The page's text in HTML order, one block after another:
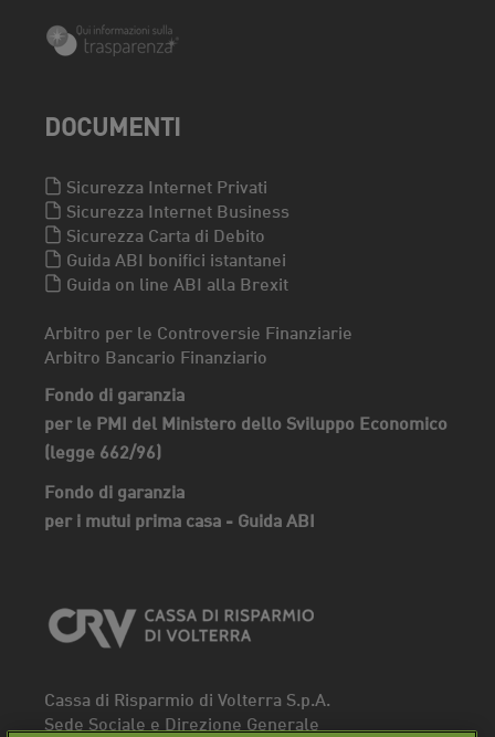
DOCUMENTI
Sicurezza Internet Privati
Sicurezza Internet Business
Sicurezza Carta di Debito
Guida ABI bonifici istantanei
Guida on line ABI alla Brexit
Arbitro per le Controversie Finanziarie
Arbitro Bancario Finanziario
Fondo di garanzia
per le PMI del Ministero dello Sviluppo Economico
(legge 662/96)
Fondo di garanzia
per i mutui prima casa - Guida ABI
Cassa di Risparmio di Volterra S.p.A.
Sede Sociale e Direzione Generale